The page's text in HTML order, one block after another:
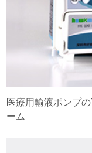
医療用輸液ポンプ
ーム